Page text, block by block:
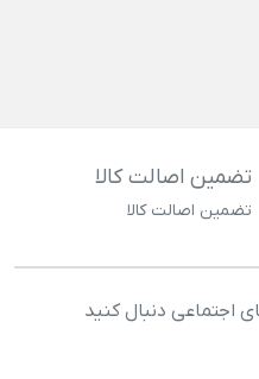
تضمین اصالت کالا
تضمین اصالت کالا
اجتماعی دنبال کنید